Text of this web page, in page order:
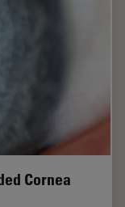
Cornea